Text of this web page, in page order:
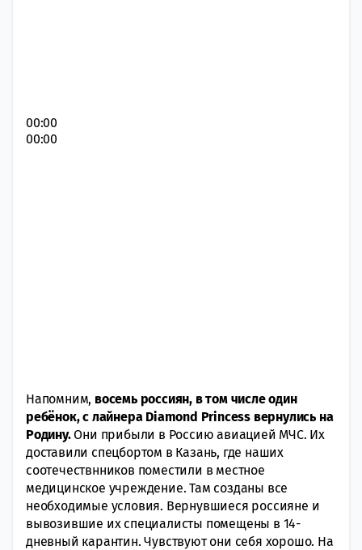
00:00
00:00
Напомним, восемь россиян, в том числе один
ребёнок, с лайнера Diamond Princess вернулись на
Родину.Они прибыли в Россию авиацией МЧС. Их
доставили спецбортом в Казань, где наших
соотечествнников поместили в местное
медицинское учреждение. Там созданы все
необходимые условия. Вернувшиеся россияне и
вывозившие их специалисты помещены в 14-
дневный карантин. Чувствуют они себя хорошо. На